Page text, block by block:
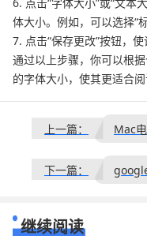
6. 点击“字体大小”或“文本
体大小。例如，可以选择“
7. 点击“保存更改”按钮，使
通过以上步骤，你可以根
的字体大小，使其更适合阅
上一篇：
下一篇：
继续阅读